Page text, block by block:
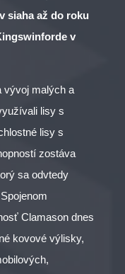
siaha až do roku
v
vývoj malých a
lisy s
lisy s
zostáva
sa odvtedy
Clamason dnes
kovové výlisky,